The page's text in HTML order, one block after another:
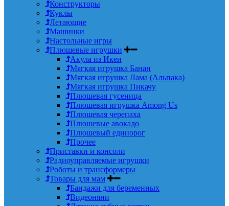
Конструкторы
Куклы
Летающие
Машинки
Настольные игры
Плюшевые игрушки
Акула из Икеи
Мягкая игрушка Банан
Мягкая игрушка Лама (Альпака)
Мягкая игрушка Пикачу
Плюшевая гусеница
Плюшевая игрушка Among Us
Плюшевая черепаха
Плюшевые авокадо
Плюшевый единорог
Прочее
Приставки и консоли
Радиоуправляемые игрушки
Роботы и трансформеры
Товары для мам
Бандажи для беременных
Видеоняни